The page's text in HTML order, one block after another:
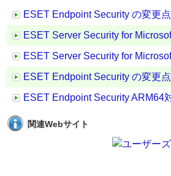
ESET Endpoint Security の変更
ESET Server Security for
ESET Server Security for
ESET Endpoint Security の変更
ESET Endpoint Security
関連Webサイト